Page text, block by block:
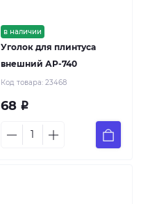
в наличии
Уголок для плинтуса
внешний АР-740
Код товара: 23468
68 Р